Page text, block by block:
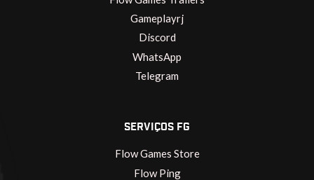
Gameplayrj
Discord
WhatsApp
Telegram
SERVIÇOS FG
Flow Games Store
Flow Ping